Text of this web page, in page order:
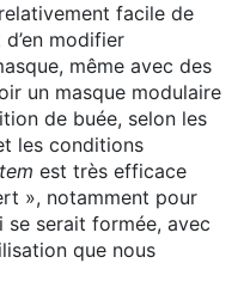
facile de
modifier
même avec des
un masque modulaire
de buée, selon les
les conditions
est très efficace
», notamment pour
serait formée, avec
que nous